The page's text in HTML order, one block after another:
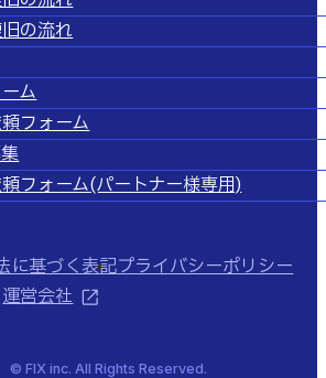
の流れ
ム
フォーム
フォーム(パートナー様専用)
に基づく表記プライバシーポリシー
運営会社
© FIX inc. All Rights Reserved.